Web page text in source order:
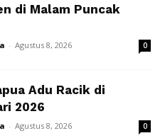
di Malam Puncak
- Agustus 8, 2026 0
Adu Racik di
2026
- Agustus 8, 2026 0